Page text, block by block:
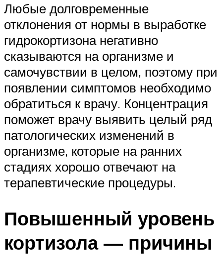
Любые долговременные
отклонения от нормы в выработке
гидрокортизона негативно
сказываются на организме и
самочувствии в целом, поэтому при
появлении симптомов необходимо
обратиться к врачу. Концентрация
поможет врачу выявить целый ряд
патологических изменений в
организме, которые на ранних
стадиях хорошо отвечают на
терапевтические процедуры.
Повышенный уровень
кортизола — причины